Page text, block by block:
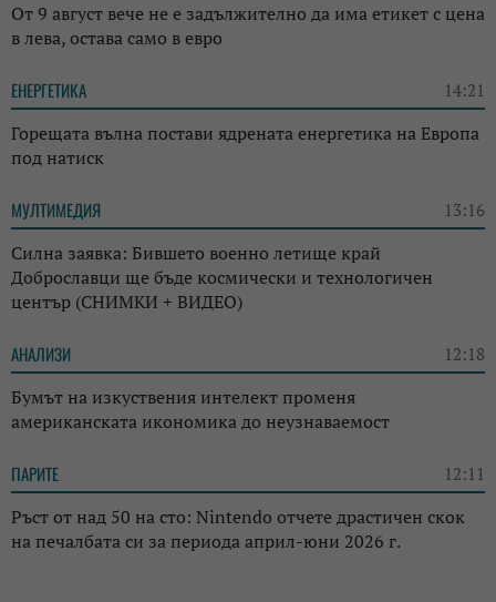
От 9 август вече не е задължително да има етикет с цена
в лева, остава само в евро
ЕНЕРГЕТИКА 14:21
Горещата вълна постави ядрената енергетика на Европа
под натиск
МУЛТИМЕДИЯ 13:16
Силна заявка: Бившето военно летище край
Доброславци ще бъде космически и технологичен
център (СНИМКИ + ВИДЕО)
АНАЛИЗИ 12:18
Бумът на изкуствения интелект променя
американската икономика до неузнаваемост
ПАРИТЕ 12:11
Ръст от над 50 на сто: Nintendo отчете драстичен скок
на печалбата си за периода април-юни 2026 г.